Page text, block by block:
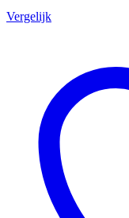
Vergelijk